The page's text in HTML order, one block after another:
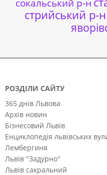
стрийський р-н
РОЗДІЛИ САЙТУ
365 днів Львова
Архів новин
Бізнесовий Львів
Енциклопедія львівських
Лембергиня
Львів "Задурно"
Львів сакральний